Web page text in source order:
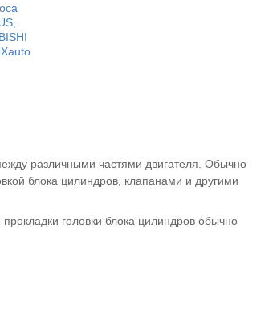
различными частями двигателя. Обычно
блока цилиндров, клапанами и другими
головки блока цилиндров обычно